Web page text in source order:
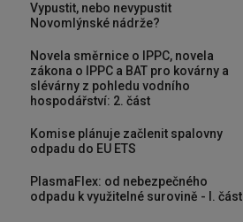
Vypustit, nebo nevypustit
Novomlýnské nádrže?
Novela směrnice o IPPC, novela
zákona o IPPC a BAT pro kovárny a
slévárny z pohledu vodního
hospodářství: 2. část
Komise plánuje začlenit spalovny
odpadu do EU ETS
PlasmaFlex: od nebezpečného
odpadu k využitelné surovině - I. část